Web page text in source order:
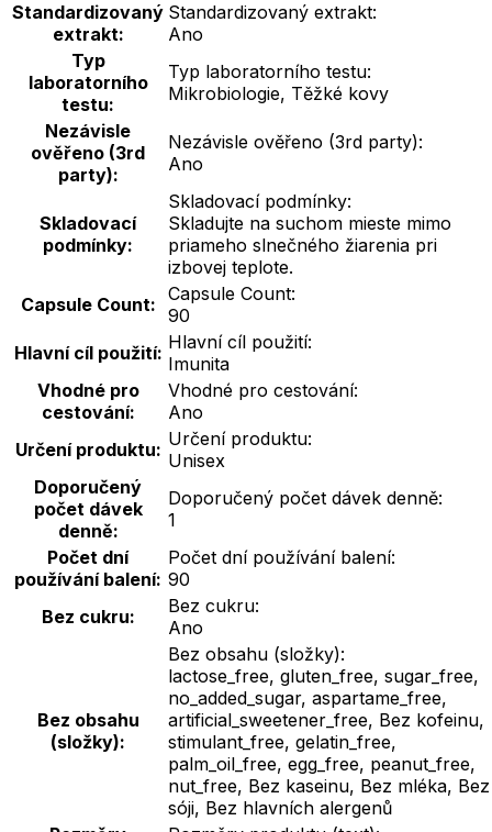
Standardizovaný
extrakt:
Standardizovaný extrakt:
Ano
Typ
laboratorního
testu:
Typ laboratorního testu:
Mikrobiologie, Těžké kovy
Nezávisle
ověřeno (3rd
party):
Nezávisle ověřeno (3rd party):
Ano
Skladovací
podmínky:
Skladovací podmínky:
Skladujte na suchom mieste mimo
priameho slnečného žiarenia pri
izbovej teplote.
Capsule Count: Capsule Count:
90
Hlavní cíl použití: Hlavní cíl použití:
Imunita
Vhodné pro
cestování:
Vhodné pro cestování:
Ano
Určení produktu: Určení produktu:
Unisex
Doporučený
počet dávek
denně:
Doporučený počet dávek denně:
1
Počet dní
používání balení:
Počet dní používání balení:
90
Bez cukru:
Bez cukru:
Ano
Bez obsahu
(složky):
Bez obsahu (složky):
lactose_free, gluten_free, sugar_free,
no_added_sugar, aspartame_free,
artificial_sweetener_free, Bez kofeinu,
stimulant_free, gelatin_free,
palm_oil_free, egg_free, peanut_free,
nut_free, Bez kaseinu, Bez mléka, Bez
sóji, Bez hlavních alergenů